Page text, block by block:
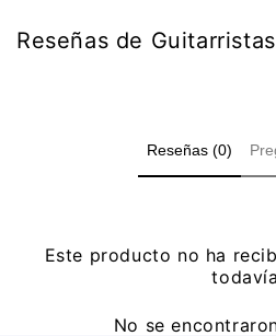
Reseñas de Guitarristas
Reseñas (0)
Este producto no ha
todavía
No se